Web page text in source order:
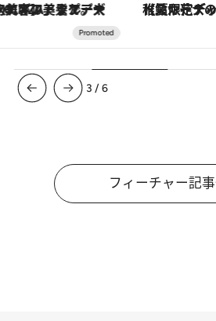
【夏限定ディナーコース】旬を迎える稚鮎や花ズッキーニなどをイタリア・トスカーナの郷土
3 /6
フィーチャー記